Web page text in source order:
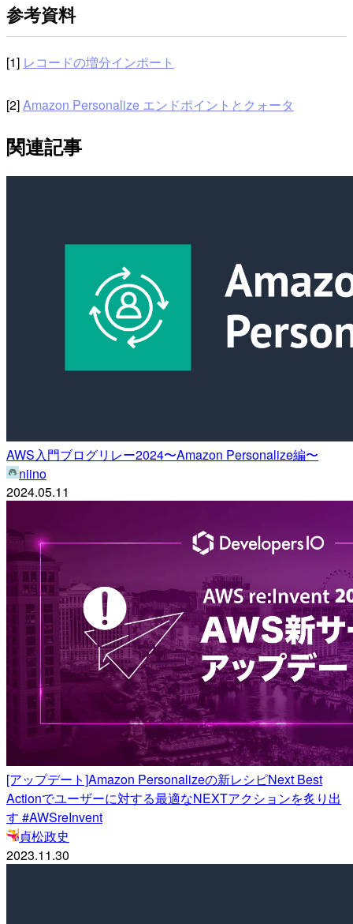
参考資料
[1] レコードの増分インポート
[2]Amazon Personalize エンドポイントとクォータ
関連記事
AWS入門ブログリレー2024〜Amazon Personalize編〜
niino
2024.05.11
[アップデート]Amazon Personalizeの新レシピNext Best
Actionでユーザーに対する最適なNEXTアクションを炙り出
す #AWSreInvent
貞松政史
2023.11.30